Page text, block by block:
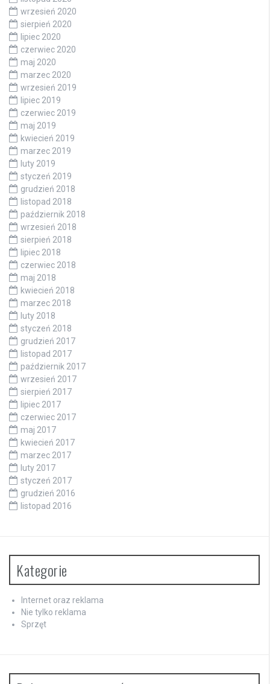
wrzesień 2020
sierpień 2020
lipiec 2020
czerwiec 2020
maj 2020
marzec 2020
wrzesień 2019
lipiec 2019
czerwiec 2019
maj 2019
kwiecień 2019
marzec 2019
luty 2019
styczeń 2019
grudzień 2018
listopad 2018
październik 2018
wrzesień 2018
sierpień 2018
lipiec 2018
czerwiec 2018
maj 2018
kwiecień 2018
marzec 2018
luty 2018
styczeń 2018
grudzień 2017
listopad 2017
październik 2017
wrzesień 2017
sierpień 2017
lipiec 2017
czerwiec 2017
maj 2017
kwiecień 2017
marzec 2017
luty 2017
styczeń 2017
grudzień 2016
listopad 2016
Kategorie
Internet oraz reklama
Nie tylko reklama
Sprzęt